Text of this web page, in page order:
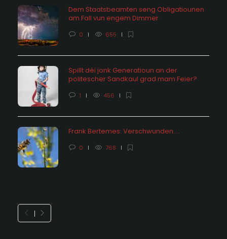
Dem Staatsbeamten seng Obligatiounen
am Fall vun engem Dimmer
0 655
Spillt déi jonk Generatioun an der
politescher Sandkaul grad mam Feier?
1 456
Frank Bertemes: Verschwunden….
0 768